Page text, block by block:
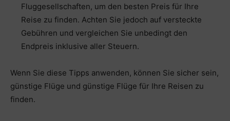
Fluggesellschaften, um den besten Preis für Ihre
Reise zu finden. Achten Sie jedoch auf versteckte
Gebühren und vergleichen Sie unbedingt den
Endpreis inklusive aller Steuern.
Wenn Sie diese Tipps anwenden, können Sie sicher sein,
günstige Flüge und günstige Flüge für Ihre Reisen zu
finden.